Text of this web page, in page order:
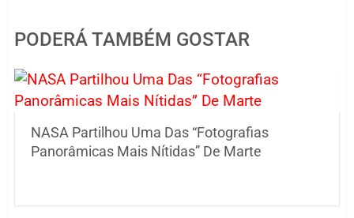
PODERÁ TAMBÉM GOSTAR
NASA Partilhou Uma Das “Fotografias
Panorâmicas Mais Nítidas” De Marte